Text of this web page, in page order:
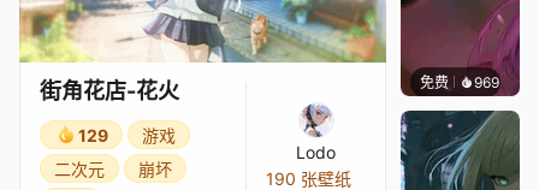
街角花店-花火
129
游戏
二次元
崩坏
Lodo
190 张壁纸
免费 969辰东